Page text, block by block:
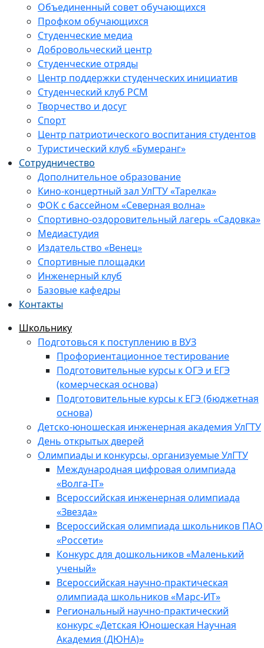
Объединенный совет обучающихся
Профком обучающихся
Студенческие медиа
Добровольческий центр
Студенческие отряды
Центр поддержки студенческих инициатив
Студенческий клуб РСМ
Творчество и досуг
Спорт
Центр патриотического воспитания студентов
Туристический клуб «Бумеранг»
Сотрудничество
Дополнительное образование
Кино-концертный зал УлГТУ «Тарелка»
ФОК с бассейном «Северная волна»
Спортивно-оздоровительный лагерь «Садовка»
Медиастудия
Издательство «Венец»
Спортивные площадки
Инженерный клуб
Базовые кафедры
Контакты
Школьнику
Подготовься к поступлению в ВУЗ
Профориентационное тестирование
Подготовительные курсы к ОГЭ и ЕГЭ
(комерческая основа)
Подготовительные курсы к ЕГЭ (бюджетная
основа)
Детско-юношеская инженерная академия УлГТУ
День открытых дверей
Олимпиады и конкурсы, организуемые УлГТУ
Международная цифровая олимпиада
«Волга-IT»
Всероссийская инженерная олимпиада
«Звезда»
Всероссийская олимпиада школьников ПАО
«Россети»
Конкурс для дошкольников «Маленький
ученый»
Всероссийская научно-практическая
олимпиада школьников «Марс-ИТ»
Региональный научно-практический
конкурс «Детская Юношеская Научная
Академия (ДЮНА)»